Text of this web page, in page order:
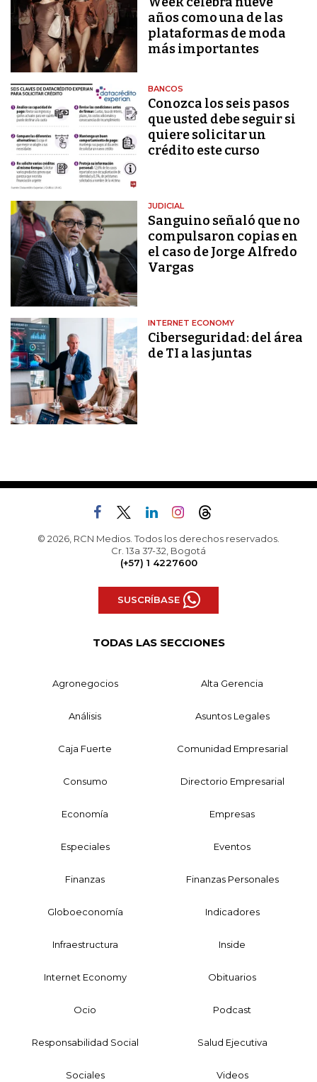
años como una de las
plataformas de moda
más importantes
BANCOS
Conozca los seis pasos
que usted debe seguir si
quiere solicitar un
crédito este curso
JUDICIAL
Sanguino señaló que no
compulsaron copias en
el caso de Jorge Alfredo
Vargas
INTERNET ECONOMY
Ciberseguridad: del área
de TI a las juntas
© 2026, RCN Medios. Todos los derechos reservados.
Cr. 13a 37-32, Bogotá
(+57) 1 4227600
SUSCRÍBASE
TODAS LAS SECCIONES
Agronegocios Alta Gerencia
Análisis Asuntos Legales
Caja Fuerte Comunidad Empresarial
Consumo Directorio Empresarial
Economía Empresas
Especiales Eventos
Finanzas Finanzas Personales
Globoeconomía Indicadores
Infraestructura Inside
Internet Economy Obituarios
Ocio Podcast
Responsabilidad Social Salud Ejecutiva
Sociales Videos